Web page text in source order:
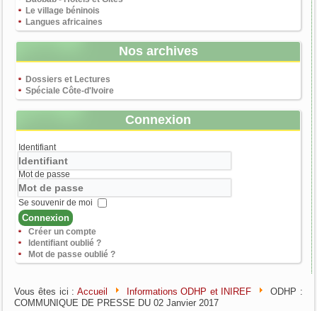
Le village béninois
Langues africaines
Nos archives
Dossiers et Lectures
Spéciale Côte-d'Ivoire
Connexion
Identifiant
Mot de passe
Se souvenir de moi
Connexion
Créer un compte
Identifiant oublié ?
Mot de passe oublié ?
Vous êtes ici :Accueil Informations ODHP et INIREF
ODHP :
COMMUNIQUE DE PRESSE DU 02 Janvier 2017